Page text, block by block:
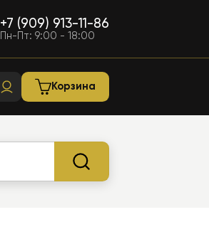
+7 (909) 913-11-86
Пн-Пт: 9:00 - 18:00
Корзина